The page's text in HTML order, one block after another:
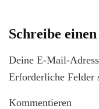
Schreibe
Deine E-Mail-
Erforderliche Felder
Kommentieren